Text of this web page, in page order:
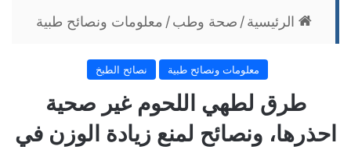
الرئيسية / صحة وطب / معلومات ونصائح طبية
معلومات ونصائح طبية نصائح الطبخ
طرق لطهي اللحوم غير صحية
احذرها، ونصائح لمنع زيادة الوزن في